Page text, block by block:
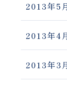
2013年5
2013年4
2013年3